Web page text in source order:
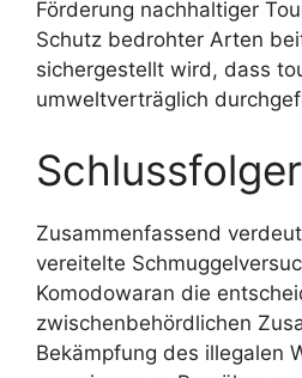
Förderung nachhaltiger
Schutz bedrohter Arten
sichergestellt wird, dass
umweltverträglich
Zusammenfassend
vereitelte
Komodowaran die
zwischenbehördlichen
Bekämpfung des illegalen